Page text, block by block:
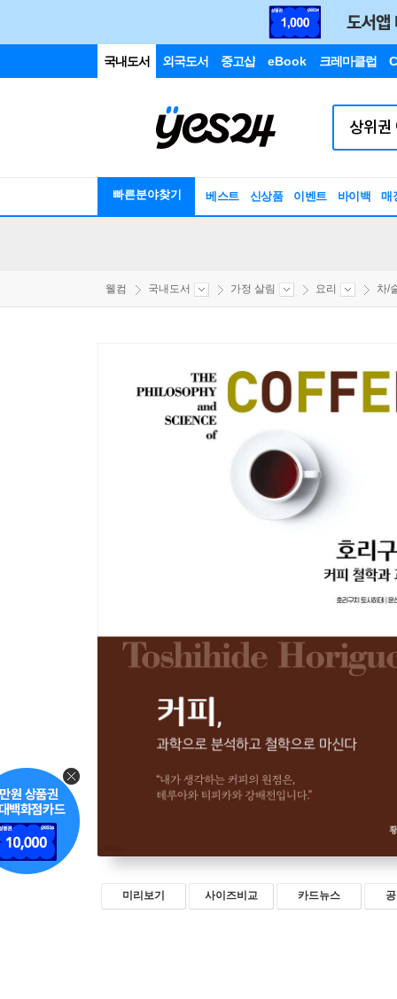
국내도서 외국도서 중고샵 eBook 크레마클럽
빠른분야찾기 베스트 신상품 이벤트 바이백 매
웰컴 국내도서 가정 살림 요리 차/
미리보기 사이즈비교 카드뉴스